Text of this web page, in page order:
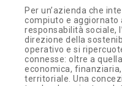
Per un’azienda che
compiuto e aggiornato
responsabilità sociale,
direzione della
operativo e si
connesse: oltre a
economica,
territoriale. Una